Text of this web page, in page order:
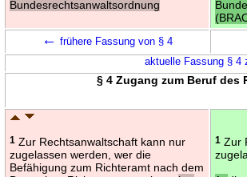
Bundesrechtsanwaltsordnung
← frühere Fassung von § 4
aktuelle Fassung § 4
§ 4 Zugang zum Beruf des
1 Zur Rechtsanwaltschaft kann nur
zugelassen werden, wer die
Befähigung zum Richteramt nach dem
1 Zur